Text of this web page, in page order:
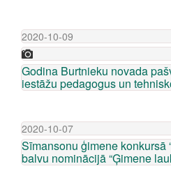
2020-10-09
Godina Burtnieku novada
iestāžu pedagogus un
2020-10-07
Sīmansonu ģimene konkursā
balvu nominācijā “Ģimene